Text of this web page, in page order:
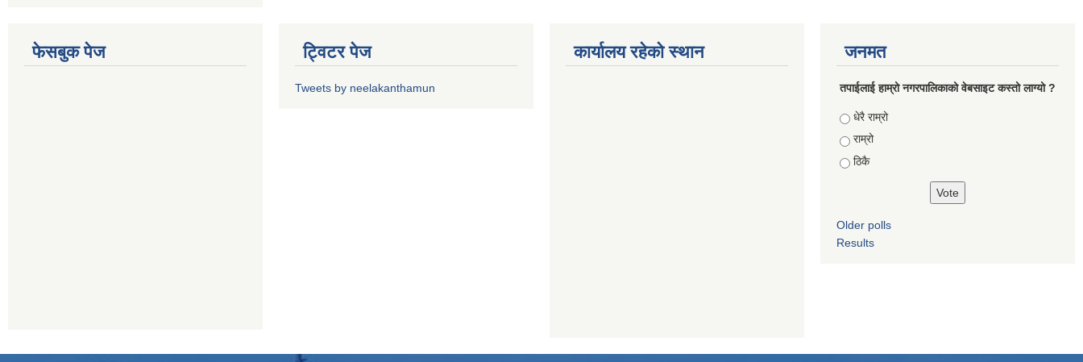
फेसबुक पेज ट्विटर पेज
Tweets by neelakanthamun
कार्यालय रहेको स्थान जनमत
तपाईलाई हाम्रो नगरपालिकाको वेबसाइट कस्तो लाग्यो ?
Choices
धेरै राम्रो
राम्रो
ठिकै
Older polls
Results